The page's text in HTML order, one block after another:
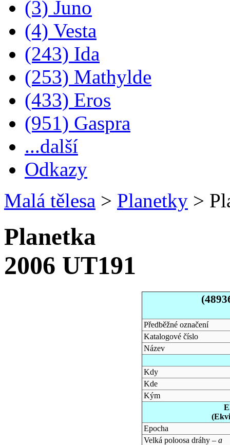
(3) Juno
(4) Vesta
(243) Ida
(253) Mathylde
(433) Eros
(951) Gaspra
...další
Odkazy
Malá tělesa > Planetky >
Planetka
2006 UT191
Předběžné označení
Katalogové číslo
Název
Kdy
Kde
Kým
Epocha
Velká poloosa dráhy – a